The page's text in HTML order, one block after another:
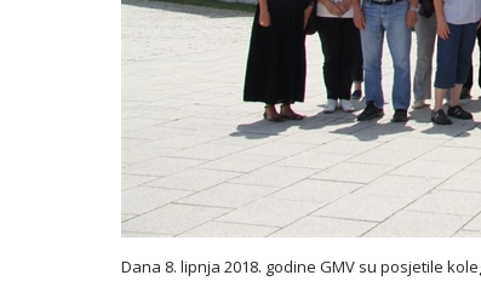
Dana 8. lipnja 2018. godine GMV su posjetile